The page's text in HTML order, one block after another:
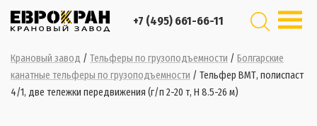
+7 (495) 661-66-11
Крановый завод / Тельферы по грузоподъемности / Болгарские
канатные тельферы по грузоподъемности / Тельфер ВМТ, полиспаст
4/1, две тележки передвижения (г/п 2-20 т, H 8.5-26 м)